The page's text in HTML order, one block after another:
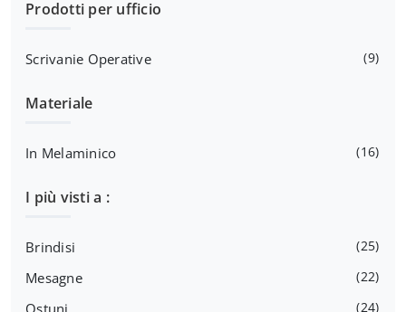
Prodotti per ufficio
Scrivanie Operative 9
Materiale
In Melaminico 16
I più visti a :
Brindisi 25
Mesagne 22
24